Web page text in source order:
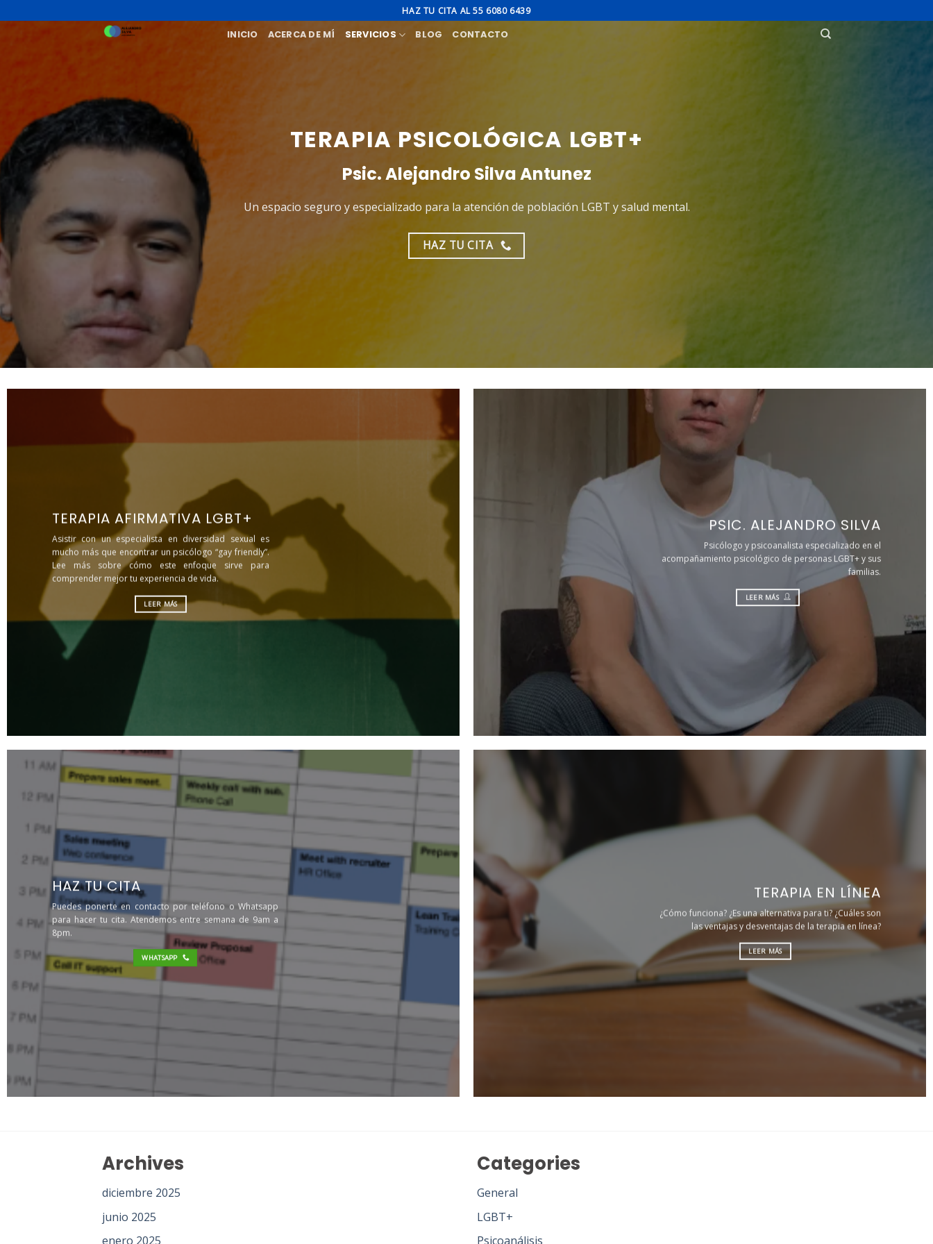
to
HAZ TU CITA AL 55 6080 6439
INICIO ACERCA DE MÍ SERVICIOS BLOG CONTACTO
TERAPIA PSICOLÓGICA LGBT+
Psic. Alejandro Silva Antunez
Un espacio seguro y especializado para la atención de población LGBT y salud mental.
HAZ TU CITA
TERAPIA AFIRMATIVA LGBT+
Asistir con un especialista en diversidad sexual es
mucho más que encontrar un psicólogo “gay friendly”.
Lee más sobre cómo este enfoque sirve para
comprender mejor tu experiencia de vida.
LEER MÁS
PSIC. ALEJANDRO SILVA
Psicólogo y psicoanalista especializado en el
acompañamiento psicológico de personas LGBT+ y sus
familias.
LEER MÁS
HAZ TU CITA
Puedes ponerte en contacto por teléfono o Whatsapp
para hacer tu cita. Atendemos entre semana de 9am a
8pm.
WHATSAPP
TERAPIA EN LÍNEA
¿Cómo funciona? ¿Es una alternativa para ti? ¿Cuáles son
las ventajas y desventajas de la terapia en línea?
LEER MÁS
Archives
diciembre 2025
junio 2025
enero 2025
Categories
General
LGBT+
Psicoanálisis